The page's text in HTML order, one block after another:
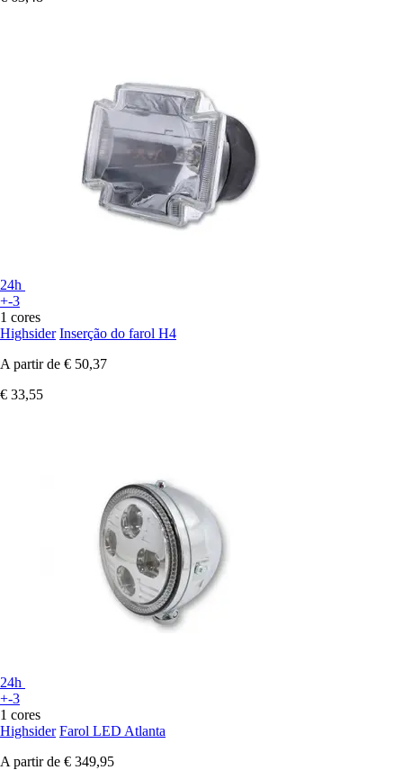
24h
+-3
1 cores
Highsider Inserção do farol H4
A partir de € 50,37
€ 33,55
24h
+-3
1 cores
Highsider Farol LED Atlanta
A partir de € 349,95